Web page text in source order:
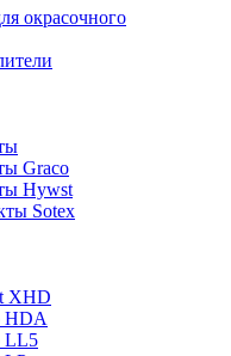
окрасочного
Graco
Hywst
Sotex
XHD
HDA
LL5